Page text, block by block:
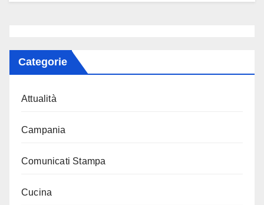
Categorie
Attualità
Campania
Comunicati Stampa
Cucina